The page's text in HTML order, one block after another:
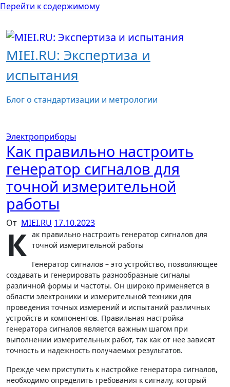
Перейти к содержимому
MIEI.RU: Экспертиза и
испытания
Блог о стандартизации и метрологии
Электроприборы
Как правильно настроить
генератор сигналов для
точной измерительной
работы
От MIEI.RU 17.10.2023
К ак правильно настроить генератор сигналов для
точной измерительной работы
Генератор сигналов – это устройство, позволяющее
создавать и генерировать разнообразные сигналы
различной формы и частоты. Он широко применяется в
области электроники и измерительной техники для
проведения точных измерений и испытаний различных
устройств и компонентов. Правильная настройка
генератора сигналов является важным шагом при
выполнении измерительных работ, так как от нее зависят
точность и надежность получаемых результатов.
Прежде чем приступить к настройке генератора сигналов,
необходимо определить требования к сигналу, который